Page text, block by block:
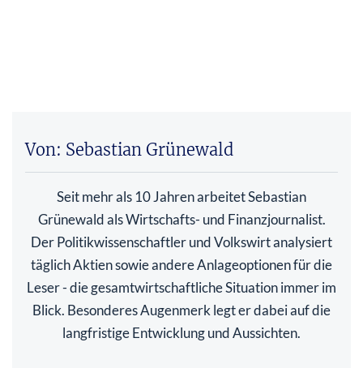
Von: Sebastian Grünewald
Seit mehr als 10 Jahren arbeitet Sebastian
Grünewald als Wirtschafts- und Finanzjournalist.
Der Politikwissenschaftler und Volkswirt analysiert
täglich Aktien sowie andere Anlageoptionen für die
Leser - die gesamtwirtschaftliche Situation immer im
Blick. Besonderes Augenmerk legt er dabei auf die
langfristige Entwicklung und Aussichten.